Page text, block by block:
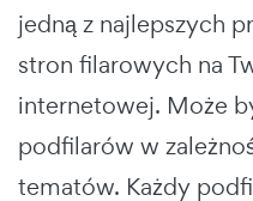
jedną z najlepszych
stron filarowych na
internetowej. Może
podfilarów w
tematów. Każdy